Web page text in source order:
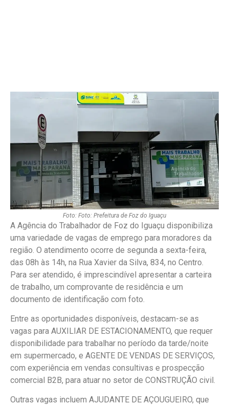
Foto: Foto: Prefeitura de Foz do Iguaçu
A Agência do Trabalhador de Foz do Iguaçu disponibiliza
uma variedade de vagas de emprego para moradores da
região. O atendimento ocorre de segunda a sexta-feira,
das 08h às 14h, na Rua Xavier da Silva, 834, no Centro.
Para ser atendido, é imprescindível apresentar a carteira
de trabalho, um comprovante de residência e um
documento de identificação com foto.
Entre as oportunidades disponíveis, destacam-se as
vagas para AUXILIAR DE ESTACIONAMENTO, que requer
disponibilidade para trabalhar no período da tarde/noite
em supermercado, e AGENTE DE VENDAS DE SERVIÇOS,
com experiência em vendas consultivas e prospecção
comercial B2B, para atuar no setor de CONSTRUÇÃO civil.
Outras vagas incluem AJUDANTE DE AÇOUGUEIRO, que